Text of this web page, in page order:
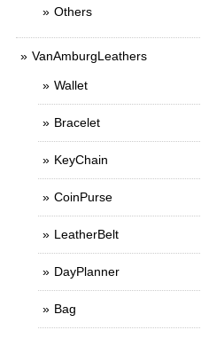
Others
VanAmburgLeathers
Wallet
Bracelet
KeyChain
CoinPurse
LeatherBelt
DayPlanner
Bag